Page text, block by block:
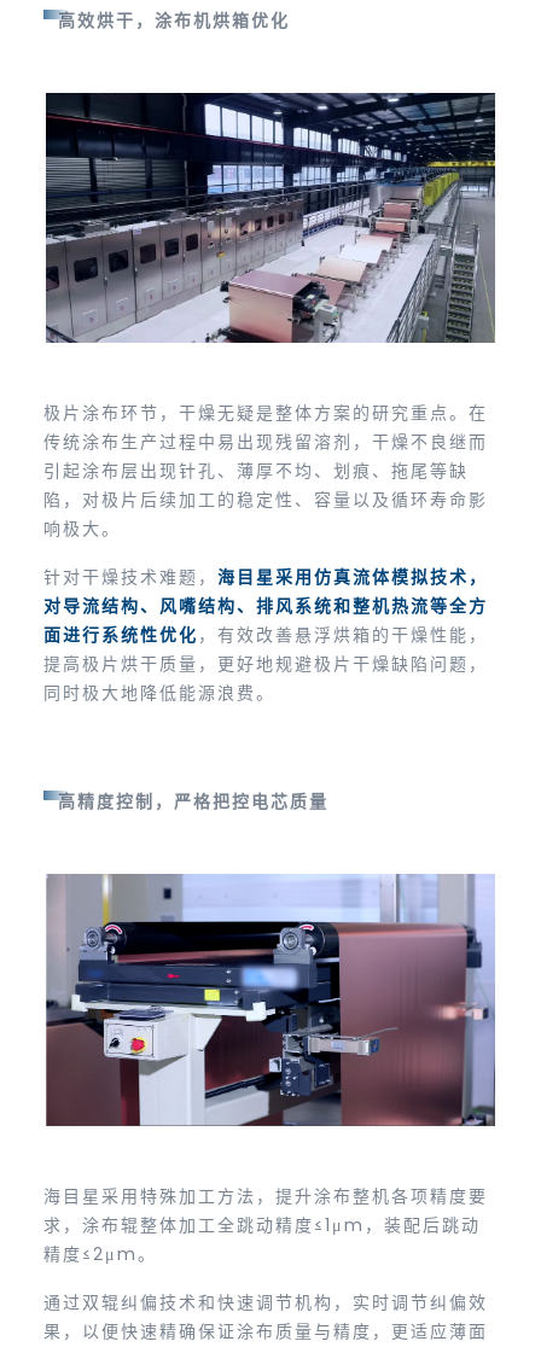
高效烘干，涂布机烘箱优化
极片涂布环节，干燥无疑是整体方案的研究重点。在
传统涂布生产过程中易出现残留溶剂，干燥不良继而
引起涂布层出现针孔、薄厚不均、划痕、拖尾等缺
陷，对极片后续加工的稳定性、容量以及循环寿命影
响极大。
针对干燥技术难题， 海目星采用仿真流体模拟技术，
对导流结构、风嘴结构、排风系统和整机热流等全方
面进行系统性优化 ，有效改善悬浮烘箱的干燥性能，
提高极片烘干质量，更好地规避极片干燥缺陷问题，
同时极大地降低能源浪费。
高精度控制，严格把控电芯质量
海目星采用特殊加工方法，提升涂布整机各项精度要
求，涂布辊整体加工全跳动精度≤1μm，装配后跳动
精度≤2μm。
通过双辊纠偏技术和快速调节机构，实时调节纠偏效
果，以便快速精确保证涂布质量与精度，更适应薄面